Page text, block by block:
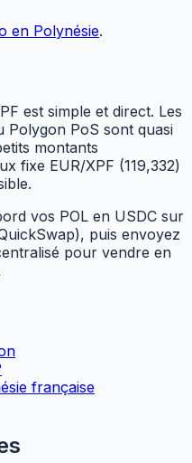
en Polynésie.
est simple et direct. Les
Polygon PoS sont quasi
montants
fixe EUR/XPF (119,332)
vos POL en USDC sur
puis envoyez
pour vendre en
française